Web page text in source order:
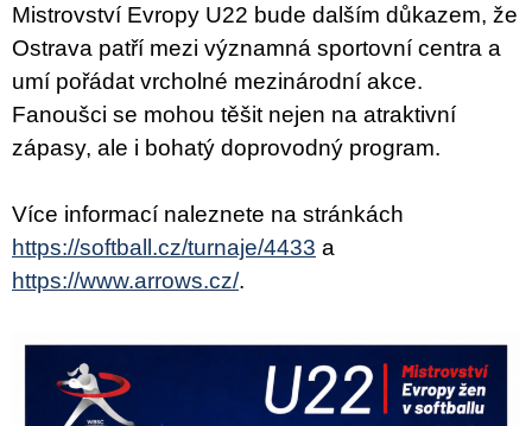
Mistrovství Evropy U22 bude dalším důkazem, že
Ostrava patří mezi významná sportovní centra a
umí pořádat vrcholné mezinárodní akce.
Fanoušci se mohou těšit nejen na atraktivní
zápasy, ale i bohatý doprovodný program.
Více informací naleznete na stránkách
https://softball.cz/turnaje/4433 a
https://www.arrows.cz/.